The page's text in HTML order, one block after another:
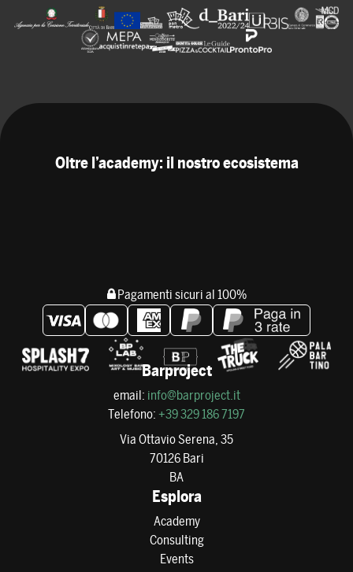
Oltre l’academy: il nostro ecosistema
Pagamenti sicuri al 100%
Barproject
email: info@barproject.it
Telefono: +39 329 186 7197
Via Ottavio Serena, 35
70126 Bari
BA
Esplora
Academy
Consulting
Events